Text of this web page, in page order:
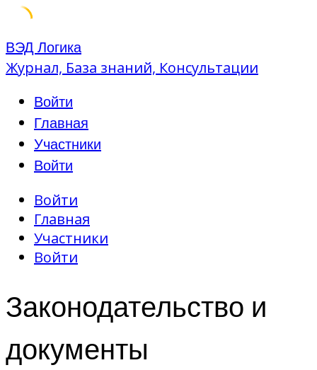
Skip
to
ВЭД Логика
Журнал, База знаний, Консультации
Войти
Главная
Участники
Войти
Войти
Главная
Участники
Войти
Законодательство и
документы